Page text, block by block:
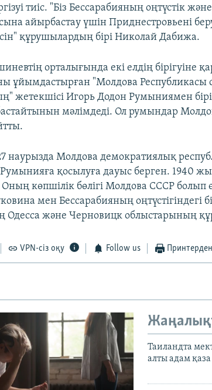
тиіс. "Біз Бессарабияның оңтүстік және
айырбастау үшін Приднестровьені
құрушылардың бірі Николай Дабижа.
орталығында екі елдің бірігуіне
ұйымдастырған "Молдова Республикасы
жетекшісі Игорь Додон Румыниямен
мәлімдеді. Ол румындар
наурызда Молдова демократиялық
қосылуға дауыс берген. 1940
Оның көпшілік бөлігі Молдова СССР болып
мен Бессарабияның оңтүстігіндегі
Одесса және Черновицк облыстарының
VPN-сіз оқу Follow us
Таиландта
алты адам